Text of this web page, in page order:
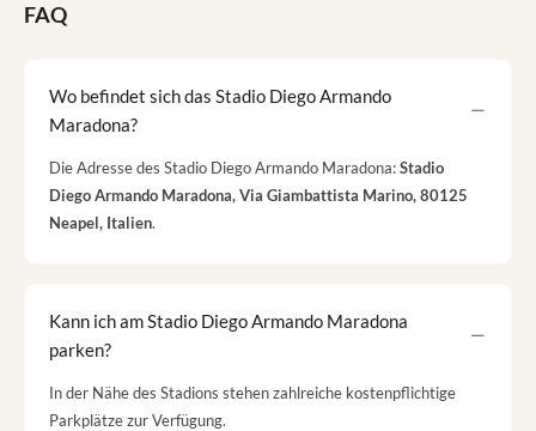
FAQ
Wo befindet sich das Stadio Diego Armando
Maradona?
Die Adresse des Stadio Diego Armando Maradona:Stadio
Diego Armando Maradona, Via Giambattista Marino, 80125
Neapel, Italien.
Kann ich am Stadio Diego Armando Maradona
parken?
In der Nähe des Stadions stehen zahlreiche kostenpflichtige
Parkplätze zur Verfügung.